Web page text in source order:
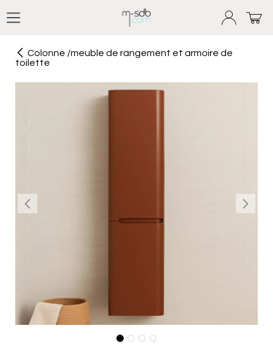
Colonne /meuble de rangement et armoire de
toilette